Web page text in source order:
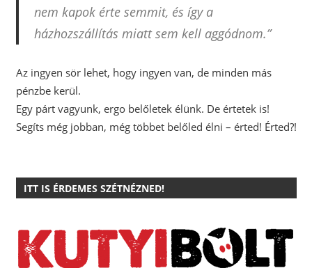
nem kapok érte semmit, és így a
házhozszállítás miatt sem kell aggódnom.”
Az ingyen sör lehet, hogy ingyen van, de minden más
pénzbe kerül.
Egy párt vagyunk, ergo belőletek élünk. De értetek is!
Segíts még jobban, még többet belőled élni – érted! Érted?!
ITT IS ÉRDEMES SZÉTNÉZNED!